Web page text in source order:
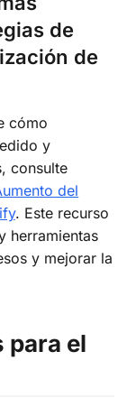
de
de
cómo
y
consulte
del
. Este recurso
herramientas
y mejorar la
para el